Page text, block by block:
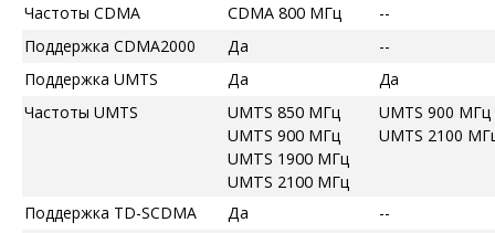
Частоты CDMA
CDMA 800 МГц
--
Поддержка CDMA2000
Да
--
Поддержка UMTS
Да
Да
Частоты UMTS
UMTS 850 МГц
UMTS 900 МГц
UMTS 1900 МГц
UMTS 2100 МГц
UMTS 900 МГц
UMTS 2100
Поддержка TD-SCDMA Да
--